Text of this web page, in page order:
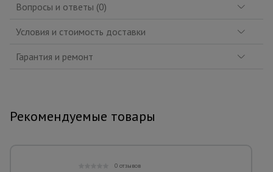
Вопросы и ответы (0)
Условия и стоимость доставки
Гарантия и ремонт
Рекомендуемые товары
0 отзывов